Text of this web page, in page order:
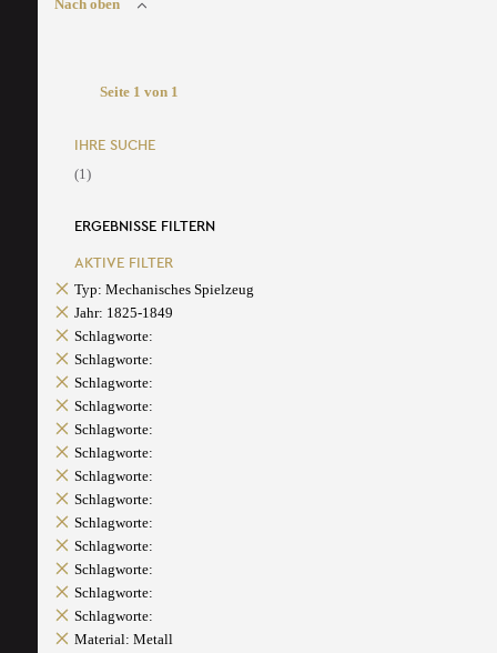
Nach oben
Seite 1 von 1
IHRE SUCHE
(1)
ERGEBNISSE FILTERN
AKTIVE FILTER
Typ: Mechanisches Spielzeug
Jahr: 1825-1849
Schlagworte:
Schlagworte:
Schlagworte:
Schlagworte:
Schlagworte:
Schlagworte:
Schlagworte:
Schlagworte:
Schlagworte:
Schlagworte:
Schlagworte:
Schlagworte:
Schlagworte:
Material: Metall